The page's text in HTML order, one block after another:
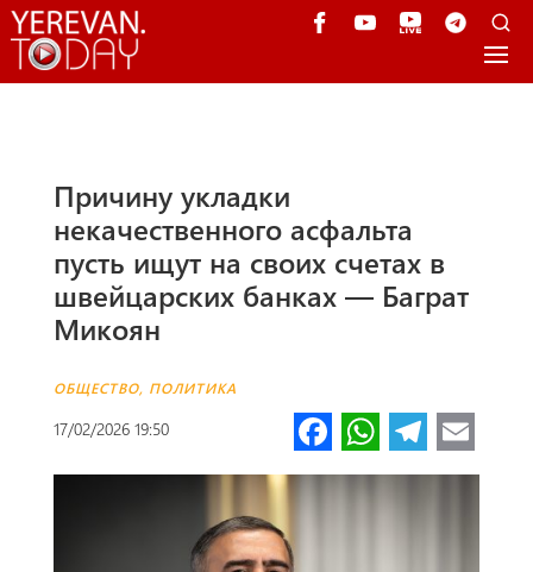
Причину укладки
некачественного асфальта
пусть ищут на своих счетах в
швейцарских банках — Баграт
Микоян
ОБЩЕСТВО, ПОЛИТИКА
17/02/2026 19:50 Fa
ce
b
W
h
at
Te
le
gr
a
m